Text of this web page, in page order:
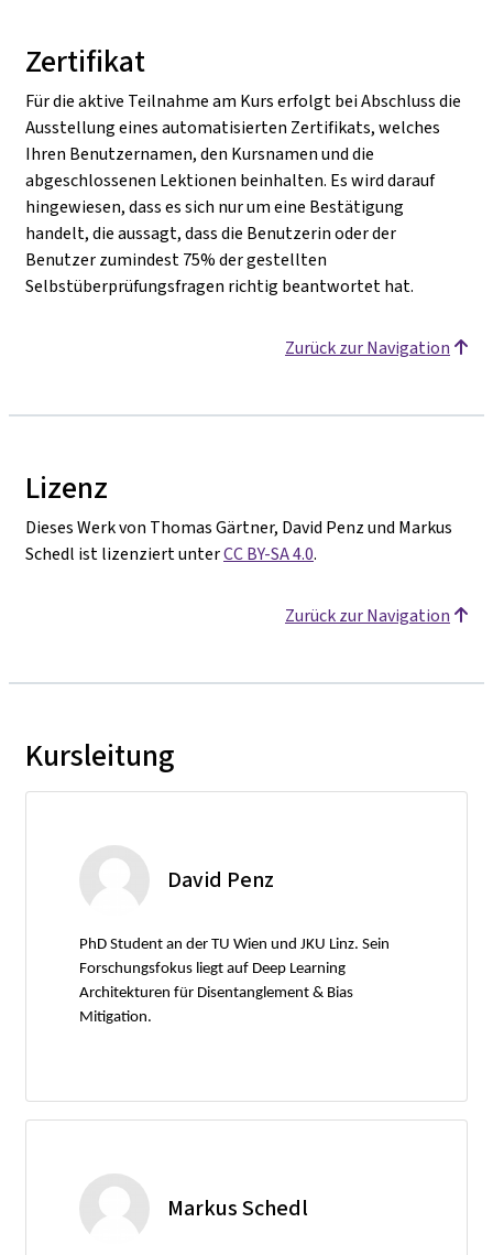
Zertifikat
Für die aktive Teilnahme am Kurs erfolgt bei Abschluss die
Ausstellung eines automatisierten Zertifikats, welches
Ihren Benutzernamen, den Kursnamen und die
abgeschlossenen Lektionen beinhalten. Es wird darauf
hingewiesen, dass es sich nur um eine Bestätigung
handelt, die aussagt, dass die Benutzerin oder der
Benutzer zumindest 75% der gestellten
Selbstüberprüfungsfragen richtig beantwortet hat.
Zurück zur Navigation
Lizenz
Dieses Werk von Thomas Gärtner, David Penz und Markus
Schedl ist lizenziert unterCC BY-SA 4.0.
Zurück zur Navigation
Kursleitung
David Penz
PhD Student an der TU Wien und JKU Linz. Sein
Forschungsfokus liegt auf Deep Learning
Architekturen für Disentanglement & Bias
Mitigation.
Markus Schedl